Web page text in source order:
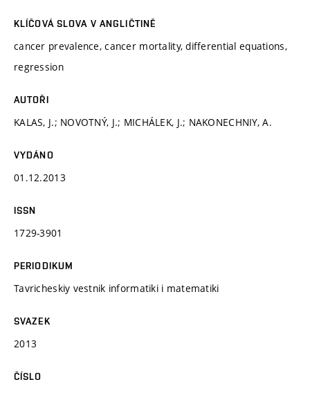
KLÍČOVÁ SLOVA V ANGLIČTINĚ
cancer prevalence, cancer mortality, differential equations,
regression
AUTOŘI
KALAS, J.; NOVOTNÝ, J.; MICHÁLEK, J.; NAKONECHNIY, A.
VYDÁNO
01.12.2013
ISSN
1729-3901
PERIODIKUM
Tavricheskiy vestnik informatiki i matematiki
SVAZEK
2013
ČÍSLO